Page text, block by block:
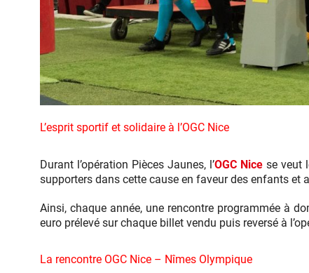
Nice
L’esprit sportif et solidaire à l’OGC Nice
Durant l’opération Pièces Jaunes, l’OGC Nice se veut
supporters dans cette cause en faveur des enfants et
Ainsi, chaque année, une rencontre programmée à
euro prélevé sur chaque billet vendu puis reversé à
La rencontre OGC Nice – Nîmes Olympique